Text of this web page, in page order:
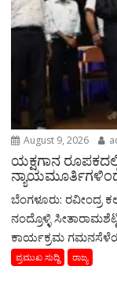
August 9, 2026
ಯಕ್ಷಗಾನ
ನ್ಯಾಯಮೂರ್ತಿಗಳಿಂದ
ಬೆಂಗಳೂರು: ರವೀಂದ್ರ
ನಂದ್ರೊಳ್ಳಿ
ಕಾರ್ಯಕ್ರಮ
ಪ್ರಮುಖ ಸುದ್ದಿ ರಾಜ್ಯ